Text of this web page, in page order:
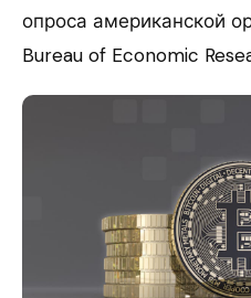
опроса американской
Bureau of Economic